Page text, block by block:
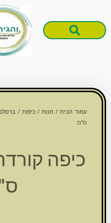
עמוד הבית / חנות /כיפות /
ס"מ